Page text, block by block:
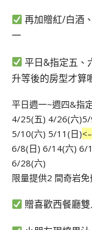
再加贈紅/白酒
一
平日&指定五、
升等後的房型才算
平日週一~週四&指
4/25(五) 4/26(六)5/
5/10(六) 5/11(日)
6/8(日) 6/14(六) 6/
6/28(六)
限量提供2 間奇岩
贈喜歡西餐廳